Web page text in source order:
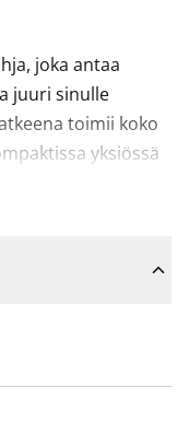
joka antaa
juuri sinulle
toimii koko
yksiössä
Kodin
valkoiset
liesitaso,
sekä
kalusteet ovat
Kide-mallistoa ja